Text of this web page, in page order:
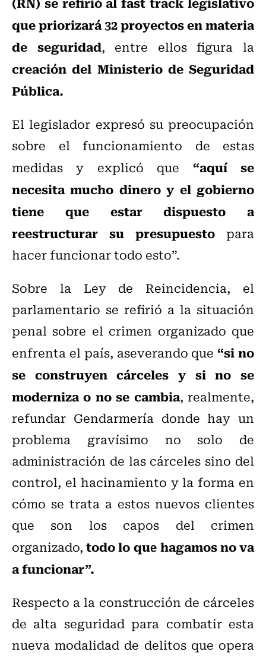
que priorizará 32 proyectos en materia
de seguridad, entre ellos figura la
creación del Ministerio de Seguridad
Pública.
El legislador expresó su preocupación
sobre el funcionamiento de estas
medidas y explicó que “aquí se
necesita mucho dinero y el gobierno
tiene que estar dispuesto a
reestructurar su presupuesto para
hacer funcionar todo esto”.
Sobre la Ley de Reincidencia, el
parlamentario se refirió a la situación
penal sobre el crimen organizado que
enfrenta el país, aseverando que“si no
se construyen cárceles y si no se
moderniza o no se cambia, realmente,
refundar Gendarmería donde hay un
problema gravísimo no solo de
administración de las cárceles sino del
control, el hacinamiento y la forma en
cómo se trata a estos nuevos clientes
que son los capos del crimen
organizado,todo lo que hagamos no va
a funcionar”.
Respecto a la construcción de cárceles
de alta seguridad para combatir esta
nueva modalidad de delitos que opera